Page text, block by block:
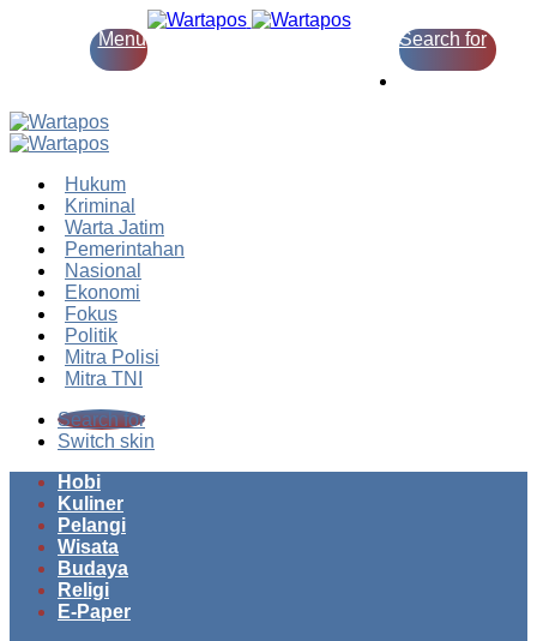
Menu Search for
Hukum
Kriminal
Warta Jatim
Pemerintahan
Nasional
Ekonomi
Fokus
Politik
Mitra Polisi
Mitra TNI
Search for
Switch skin
Hobi
Kuliner
Pelangi
Wisata
Budaya
Religi
E-Paper